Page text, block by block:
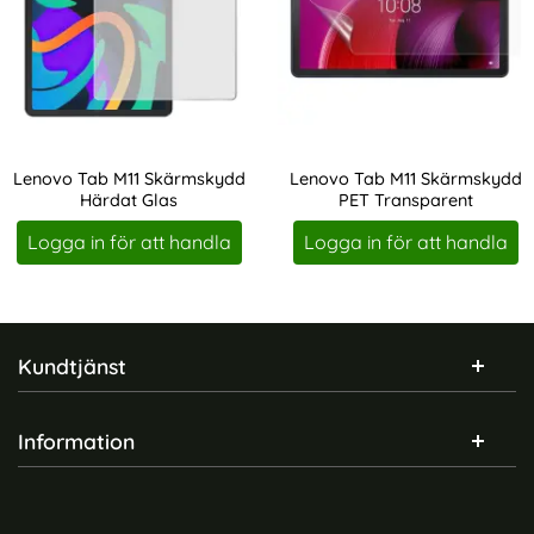
Lenovo Tab M11 Skärmskydd
Härdat Glas
Art. nr 228278
Logga in för att handla
Lenovo Tab M11 Skärmskydd
PET Transparent
Art. nr 228285
Logga in för att handla
Sidfot Blandad info och länkar
Kundtjänst
Information